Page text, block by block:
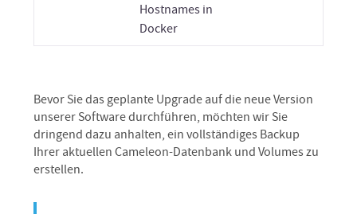
Hostnames in
Docker
Bevor Sie das geplante Upgrade auf die neue Version
unserer Software durchführen, möchten wir Sie
dringend dazu anhalten, ein vollständiges Backup
Ihrer aktuellen Cameleon-Datenbank und Volumes zu
erstellen.